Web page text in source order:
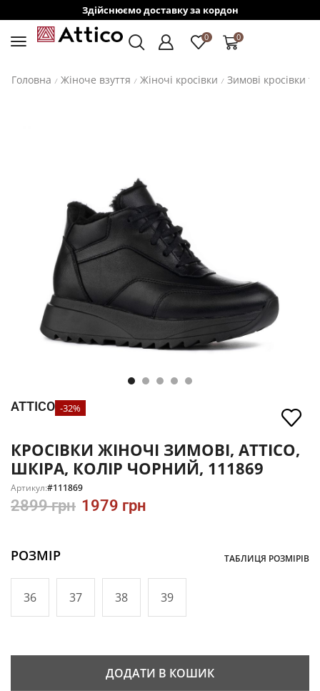
Здійснюємо доставку за кордон
0 0
Головна / Жіноче взуття / Жіночі кросівки / Зимові кросівки
ATTICO -32%
КРОСІВКИ ЖІНОЧІ ЗИМОВІ, ATTICO,
ШКІРА, КОЛІР ЧОРНИЙ, 111869
Артикул:#111869
2899грн 1979 грн
РОЗМІР ТАБЛИЦЯ РОЗМІРІВ
36 37 38 39
ДОДАТИ В КОШИК